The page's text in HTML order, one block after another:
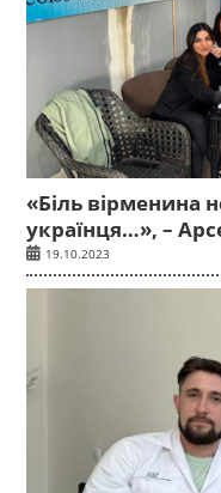
«Біль вірменина
українця…», –
19.10.2023